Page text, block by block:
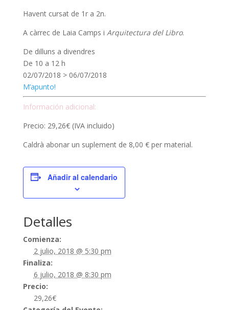
Havent cursat de 1r a 2n.
A càrrec de Laia Camps i Arquitectura del Libro.
De dilluns a divendres
De 10 a 12 h
02/07/2018 > 06/07/2018
M’apunto!
Información adicional:
Precio: 29,26€ (IVA incluido)
Caldrà abonar un suplement de 8,00 € per material.
Añadir al calendario
Detalles
Comienza:
2 julio, 2018 @ 5:30 pm
Finaliza:
6 julio, 2018 @ 8:30 pm
Precio:
29,26€